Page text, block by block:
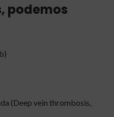
podemos
(Deep vein thrombosis,